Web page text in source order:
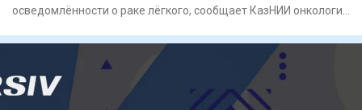
осведомлённости о раке лёгкого, сообщает КазНИИ онкологии